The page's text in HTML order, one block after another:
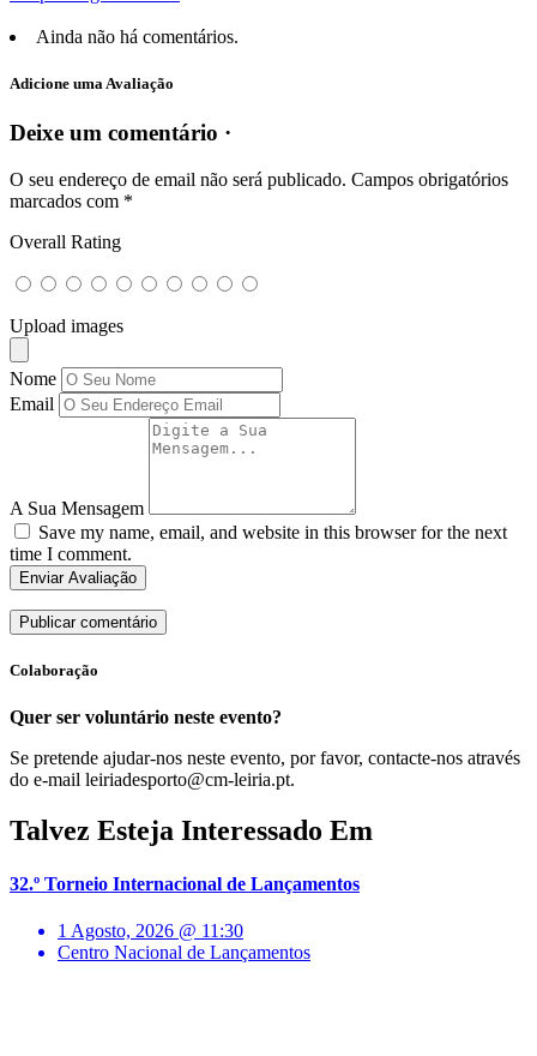
Ainda não há comentários.
Adicione uma Avaliação
Deixe um comentário ·
O seu endereço de email não será publicado. Campos obrigatórios
marcados com *
Overall Rating
Upload images
Nome
Email
A Sua Mensagem
Save my name, email, and website in this browser for the next
time I comment.
Enviar Avaliação
Colaboração
Quer ser voluntário neste evento?
Se pretende ajudar-nos neste evento, por favor, contacte-nos através
do e-mail leiriadesporto@cm-leiria.pt.
Talvez Esteja Interessado Em
32.º Torneio Internacional de Lançamentos
1 Agosto, 2026 @ 11:30
Centro Nacional de Lançamentos